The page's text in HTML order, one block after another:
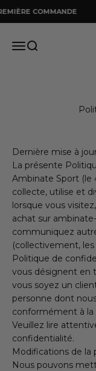
Passer au contenu
COMMANDE
MenuRecherche
Dernière mise à
La présente
Ambinate Sport (le
collecte, utilise et
lorsque vous
achat sur
communiquez
(collectivement, les
Politique de
vous désignent en
vous soyez un
personne dont
conformément à
Veuillez lire
confidentialité.
Modifications de
Nous pouvons